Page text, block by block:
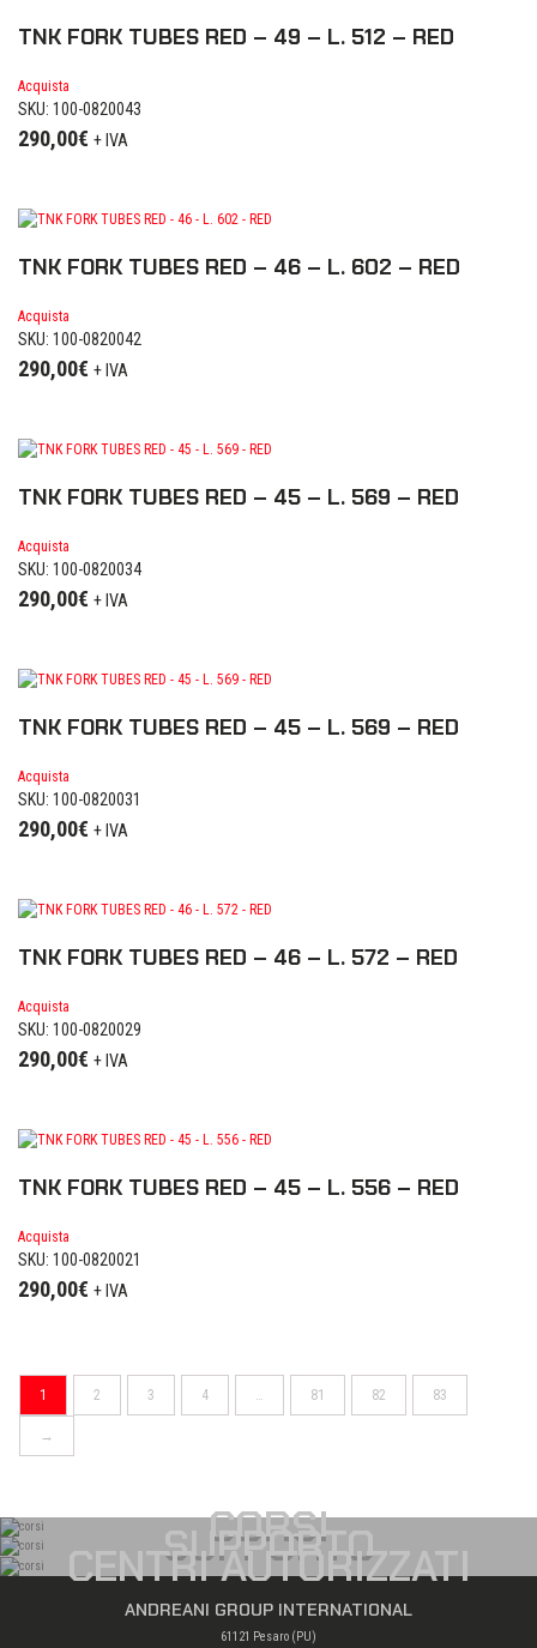
TNK FORK TUBES RED – 49 – L. 512 – RED
Acquista
SKU: 100-0820043
290,00€ + IVA
TNK FORK TUBES RED – 46 – L. 602 – RED
Acquista
SKU: 100-0820042
290,00€ + IVA
TNK FORK TUBES RED – 45 – L. 569 – RED
Acquista
SKU: 100-0820034
290,00€ + IVA
TNK FORK TUBES RED – 45 – L. 569 – RED
Acquista
SKU: 100-0820031
290,00€ + IVA
TNK FORK TUBES RED – 46 – L. 572 – RED
Acquista
SKU: 100-0820029
290,00€ + IVA
TNK FORK TUBES RED – 45 – L. 556 – RED
Acquista
SKU: 100-0820021
290,00€ + IVA
1 2 3 4 81 82 83
→
CORSI
SUPPORTO
CENTRI AUTORIZZATI
ANDREANI GROUP INTERNATIONAL
61121 Pesaro (PU)